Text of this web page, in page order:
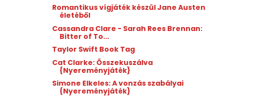
Romantikus vígjáték készül Jane Austen
életéből
Cassandra Clare - Sarah Rees Brennan:
Bitter of To...
Taylor Swift Book Tag
Cat Clarke: Összekuszálva
{Nyereményjáték}
Simone Elkeles: A vonzás szabályai
{Nyereményjáték}